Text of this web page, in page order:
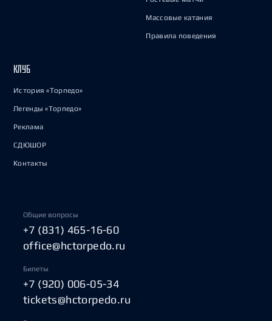
Массовые катания
Правила поведения
КЛУБ
История «Торпедо»
Легенды «Торпедо»
Реклама
СДЮШОР
Контакты
Общие вопросы
+7 (831) 465-16-60
office@hctorpedo.ru
Билеты
+7 (920) 006-05-34
tickets@hctorpedo.ru